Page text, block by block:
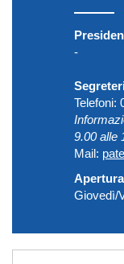
-
Telefoni:
9.00 alle
Mail:
Giovedì/